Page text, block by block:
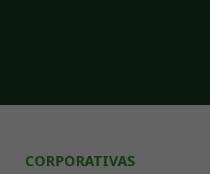
Skip to main content
CORPORATIVAS